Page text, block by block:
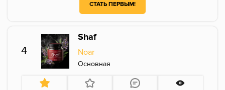
СТАТЬ ПЕРВЫМ!
4
Shaf
Noar
Основная